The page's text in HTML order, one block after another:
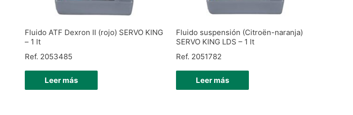
Fluido ATF Dexron II (rojo) SERVO KING
– 1 lt
Ref. 2053485
Leer más
Fluido suspensión (Citroën-naranja)
SERVO KING LDS – 1 lt
Ref. 2051782
Leer más